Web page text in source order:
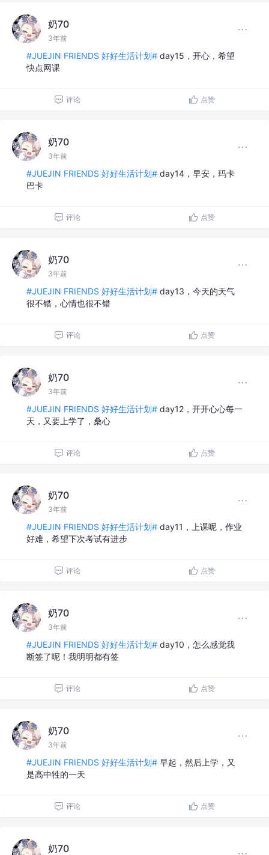
奶70
3年前
#JUEJIN FRIENDS 好好生活计划# day15，开心，希望
快点网课
评论 点赞
奶70
3年前
#JUEJIN FRIENDS 好好生活计划# day14，早安，玛卡
巴卡
评论 点赞
奶70
3年前
#JUEJIN FRIENDS 好好生活计划# day13，今天的天气
很不错，心情也很不错
评论 点赞
奶70
3年前
#JUEJIN FRIENDS 好好生活计划# day12，开开心心每一
天，又要上学了，桑心
评论 点赞
奶70
3年前
#JUEJIN FRIENDS 好好生活计划# day11，上课呢，作业
好难，希望下次考试有进步
评论 点赞
奶70
3年前
#JUEJIN FRIENDS 好好生活计划# day10，怎么感觉我
断签了呢！我明明都有签
评论 点赞
奶70
3年前
#JUEJIN FRIENDS 好好生活计划# 早起，然后上学，又
是高中牲的一天
评论 点赞
奶70